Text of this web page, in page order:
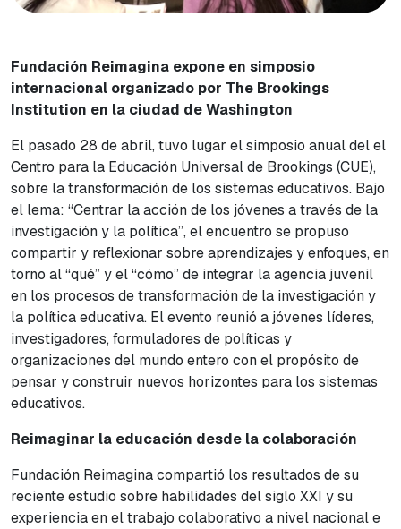
Fundación Reimagina expone en simposio
internacional organizado por The Brookings
Institution en la ciudad de Washington
El pasado 28 de abril, tuvo lugar el simposio anual del el
Centro para la Educación Universal de Brookings (CUE),
sobre la transformación de los sistemas educativos. Bajo
el lema: “Centrar la acción de los jóvenes a través de la
investigación y la política”, el encuentro se propuso
compartir y reflexionar sobre aprendizajes y enfoques, en
torno al “qué” y el “cómo” de integrar la agencia juvenil
en los procesos de transformación de la investigación y
la política educativa. El evento reunió a jóvenes líderes,
investigadores, formuladores de políticas y
organizaciones del mundo entero con el propósito de
pensar y construir nuevos horizontes para los sistemas
educativos.
Reimaginar la educación desde la colaboración
Fundación Reimagina compartió los resultados de su
reciente estudio sobre habilidades del siglo XXI y su
experiencia en el trabajo colaborativo a nivel nacional e